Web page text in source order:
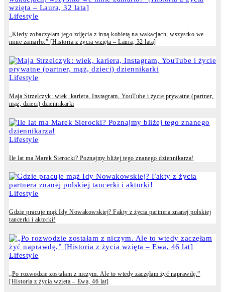
Lifestyle
„Kiedy zobaczyłam jego zdjęcia z inną kobietą na wakacjach, wszystko we
mnie zamarło.” [Historia z życia wzięta – Laura, 32 lata]
Lifestyle
Maja Strzelczyk: wiek, kariera, Instagram, YouTube i życie prywatne (partner,
mąż, dzieci) dziennikarki
Lifestyle
Ile lat ma Marek Sierocki? Poznajmy bliżej tego znanego dziennikarza!
Lifestyle
Gdzie pracuje mąż Idy Nowakowskiej? Fakty z życia partnera znanej polskiej
tancerki i aktorki!
Lifestyle
„Po rozwodzie zostałam z niczym. Ale to wtedy zaczęłam żyć naprawdę.”
[Historia z życia wzięta – Ewa, 46 lat]